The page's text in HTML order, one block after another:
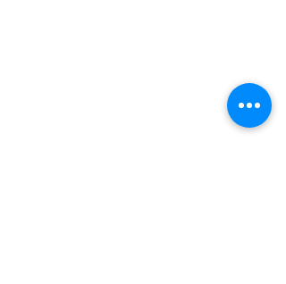
ext. 201
Mailing Adress : PO BOX 130